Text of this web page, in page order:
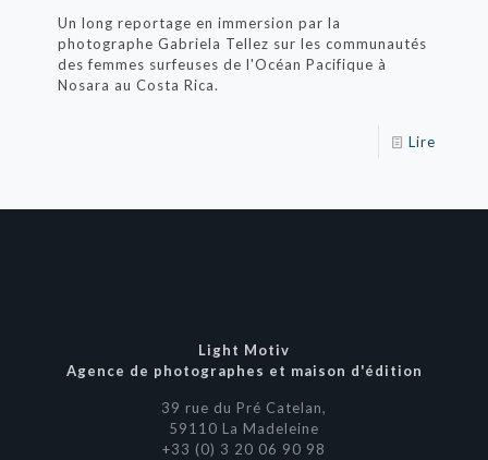
Un long reportage en immersion par la
photographe Gabriela Tellez sur les communautés
des femmes surfeuses de l'Océan Pacifique à
Nosara au Costa Rica.
Lire
Light Motiv
Agence de photographes et maison d'édition
39 rue du Pré Catelan,
59110 La Madeleine
+33 (0) 3 20 06 90 98